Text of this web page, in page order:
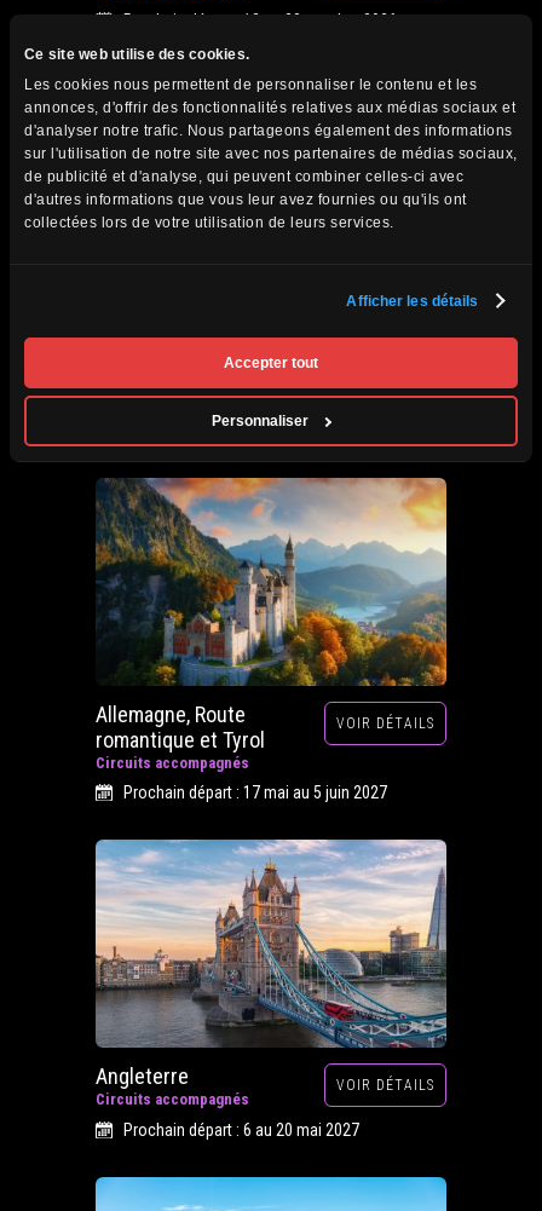
Ce site web utilise des cookies.
Les cookies nous permettent de personnaliser le contenu et les
annonces, d'offrir des fonctionnalités relatives aux médias sociaux et
d'analyser notre trafic. Nous partageons également des informations
sur l'utilisation de notre site avec nos partenaires de médias sociaux,
de publicité et d'analyse, qui peuvent combiner celles-ci avec
d'autres informations que vous leur avez fournies ou qu'ils ont
collectées lors de votre utilisation de leurs services.
Afficher les détails
Accepter tout
Personnaliser
Prochain départ : 12 au 28 octobre 2026
Allemagne, Route
romantique et Tyrol
Circuits accompagnés
VOIR DÉTAILS
Prochain départ : 17 mai au 5 juin 2027
Angleterre
Circuits accompagnés
VOIR DÉTAILS
Prochain départ : 6 au 20 mai 2027